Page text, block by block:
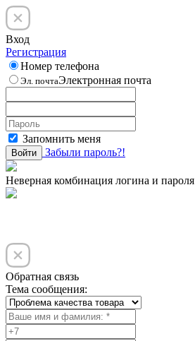
Вход
Регистрация
Номер телефона
Эл. почтаЭлектронная почта
Запомнить меня
Войти Забыли пароль?!
Неверная комбинация логина и пароля
Обратная связь
Тема сообщения: